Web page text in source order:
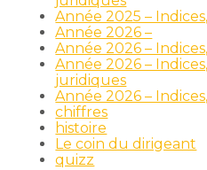
Année 2025 –
Année 2026 –
Année 2026 –
Année 2026 –
juridiques
Année 2026 –
chiffres
histoire
Le coin du dirigeant
quizz